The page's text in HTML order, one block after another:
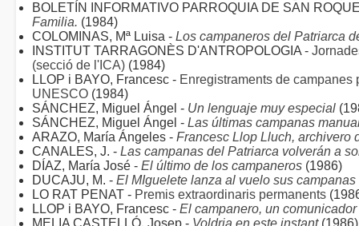
BOLETÍN INFORMATIVO PARROQUIA DE SAN
Familia. (1984)
COLOMINAS, Mª Luisa - Los campaneros del Patriarca
INSTITUT TARRAGONÈS D'ANTROPOLOGIA -
(secció de l'ICA) (1984)
LLOP i BAYO, Francesc - Enregistraments de
UNESCO (1984)
SÁNCHEZ, Miguel Ángel - Un lenguaje muy especial
SÁNCHEZ, Miguel Ángel - Las últimas campanas
ARAZO, María Ángeles - Francesc Llop Lluch, archivero
CANALES, J. - Las campanas del Patriarca volverán a
DÍAZ, María José - El último de los campaneros (1986)
DUCAJU, M. - El MIguelete lanza al vuelo sus campanas
LO RAT PENAT - Premis extraordinaris permanents
LLOP i BAYO, Francesc - El campanero, un
MELIA CASTELLÓ, Josep - Voldria en este instant(1986)